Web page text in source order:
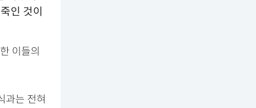
인 것이
이들의
과는 전혀